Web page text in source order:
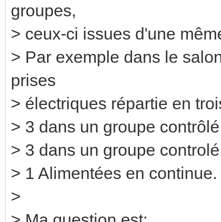
groupes,
> ceux-ci issues d'une
> Par exemple dans le
prises
> électriques répartie en
> 3 dans un groupe
> 3 dans un groupe
> 1 Alimentées en continue.
>